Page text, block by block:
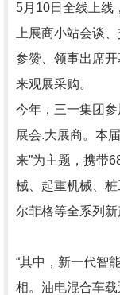
5月10日全线上线
上展商小站会谈
参赞、领事出席
来观展采购。
今年，三一集团
展会.大展商。本
来”为主题，携带
械、起重机械、
尔菲格等全系列新
“其中，新一代智
相。油电混合车